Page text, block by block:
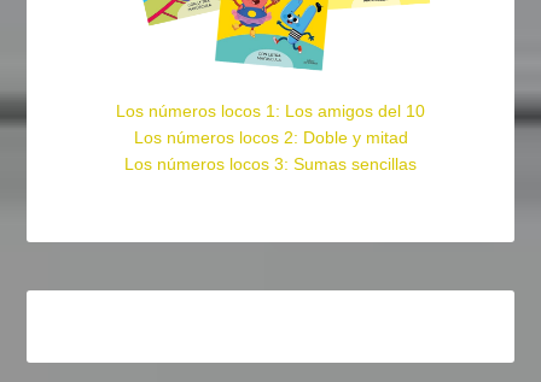
Los números locos 1: Los amigos del 10
Los números locos 2: Doble y mitad
Los números locos 3: Sumas sencillas